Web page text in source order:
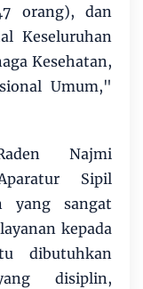
orang), dan
Keseluruhan
Kesehatan,
Umum,"
Najmi
Sipil
yang sangat
kepada
dibutuhkan
disiplin,